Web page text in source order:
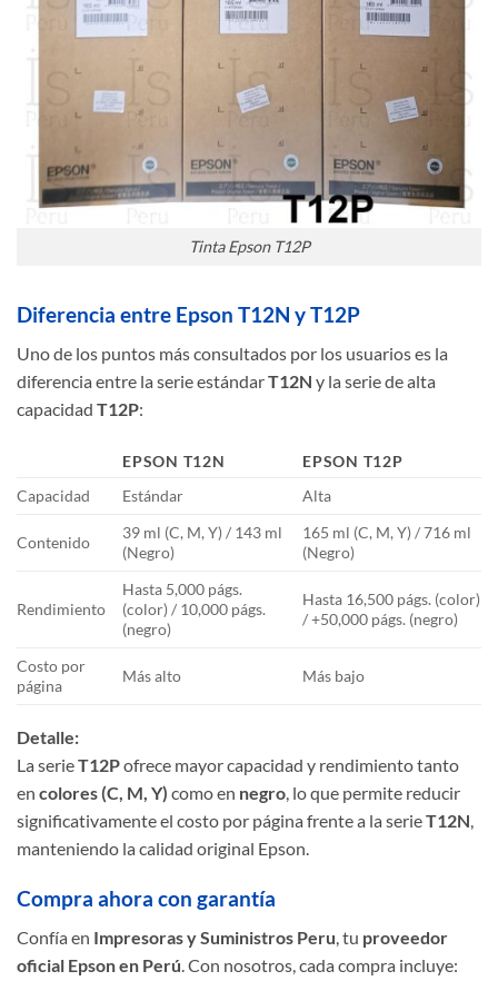
Tinta Epson T12P
Diferencia entre Epson T12N y T12P
Uno de los puntos más consultados por los usuarios es la
diferencia entre la serie estándarT12N y la serie de alta
capacidad T12P:
EPSON T12N
EPSON T12P
Capacidad
Estándar Alta
Contenido
39 ml (C, M, Y) / 143 ml
(Negro)
165 ml (C, M, Y) / 716 ml
(Negro)
Rendimiento
Hasta 5,000 págs.
(color) / 10,000 págs.
(negro)
Hasta 16,500 págs. (color)
/ +50,000 págs. (negro)
Costo por
página
Más alto Más bajo
Detalle:
La serieT12Pofrece mayor capacidad y rendimiento tanto
en colores (C, M, Y) como en negro, lo que permite reducir
significativamente el costo por página frente a la serieT12N,
manteniendo la calidad original Epson.
Compra ahora con garantía
Confía en Impresoras y Suministros Peru , tu proveedor
oficial Epson en Perú . Con nosotros, cada compra incluye: